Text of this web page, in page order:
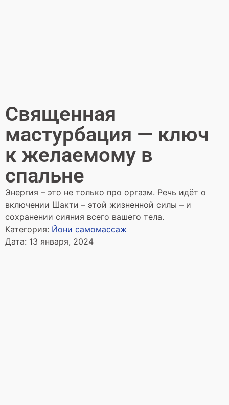
Священная
мастурбация — ключ
к желаемому в
спальне
Энергия – это не только про оргазм. Речь идёт о
включении Шакти – этой жизненной силы – и
сохранении сияния всего вашего тела.
Категория: Йони самомассаж
Дата: 13 января, 2024